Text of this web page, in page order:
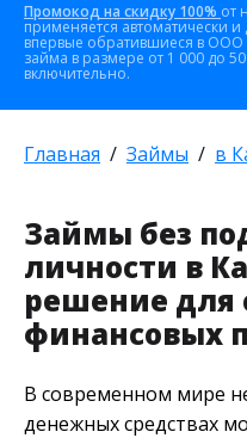
Промокод на скидку 100% от
применяется автоматически
впервые обратившиеся в ООО
займа в размере от 1 000 до
включительно.
Главная Займы в
Займы без
личности в
решение для
финансовых
В современном мире
денежных средствах